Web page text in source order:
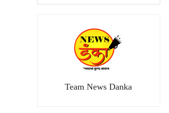
Team News Danka